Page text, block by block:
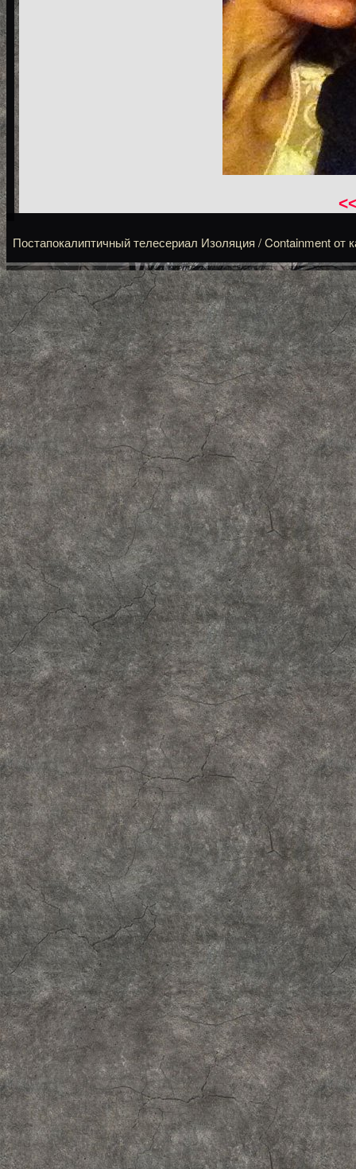
Постапокалиптичный телесериал Изоляция / Containment от